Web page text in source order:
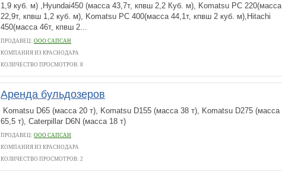
1,9 куб. м) ,Hyundai450 (масса 43,7т, кпвш 2,2 Куб. м), Komatsu PC 220(масса
22,9т, кпвш 1,2 куб. м), Komatsu PC 400(масса 44,1т, кпвш 2 куб. м),Hitachi
450(масса 46т, кпвш 2...
ПРОДАВЕЦ: ООО САПСАН
КОМПАНИЯ ИЗ КРАСНОДАРА
КОЛИЧЕСТВО ПРОСМОТРОВ: 8
Аренда бульдозеров
Komatsu D65 (масса 20 т), Komatsu D155 (масса 38 т), Komatsu D275 (масса
65,5 т), Caterpillar D6N (масса 18 т)
ПРОДАВЕЦ: ООО САПСАН
КОМПАНИЯ ИЗ КРАСНОДАРА
КОЛИЧЕСТВО ПРОСМОТРОВ: 2